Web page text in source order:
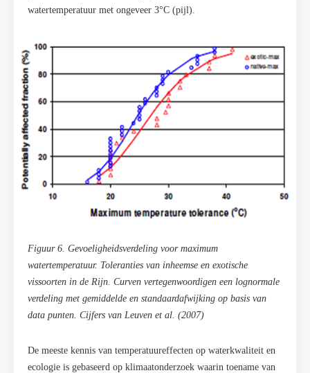
watertemperatuur met ongeveer 3°C (pijl).
Figuur 6. Gevoeligheidsverdeling voor maximum
watertemperatuur. Toleranties van inheemse en exotische
vissoorten in de Rijn. Curven vertegenwoordigen een lognormale
verdeling met gemiddelde en standaardafwijking op basis van
data punten. Cijfers van Leuven et al. (2007)
De meeste kennis van temperatuureffecten op waterkwaliteit en
ecologie is gebaseerd op klimaatonderzoek waarin toename van